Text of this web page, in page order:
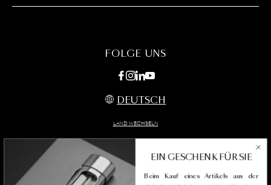
FOLGE UNS
DEUTSCH
LAND WECHSELN
Allgemeine Geschäftsbedingungen
EIN GESCHENK FÜR SIE
Beim Kauf eines Artikels aus der